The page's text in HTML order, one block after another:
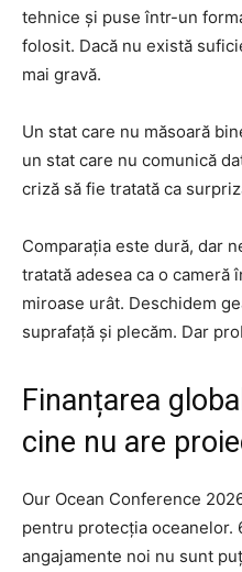
tehnice și puse într-un
folosit. Dacă nu există
mai gravă.
Un stat care nu măsoară
un stat care nu comunică
criză să fie tratată ca
Comparația este dură, dar
tratată adesea ca o cameră
miroase urât. Deschidem
suprafață și plecăm. Dar
Finanțarea
cine nu are
Our Ocean Conference
pentru protecția oceanelor.
angajamente noi nu sunt